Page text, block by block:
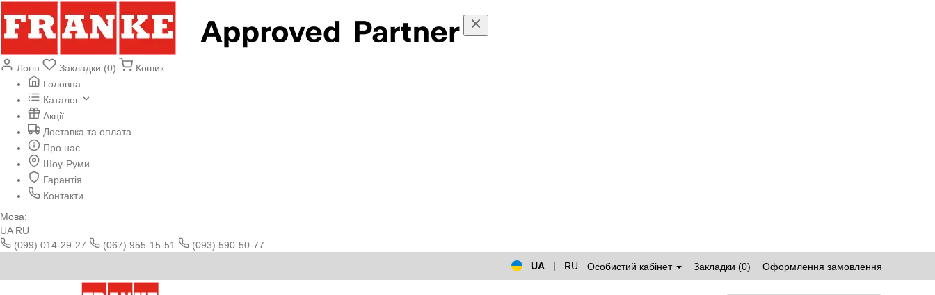
Логін Закладки (0)
Кошик
Головна
Каталог
Акції
Доставка та оплата
Про нас
Шоу-Руми
Гарантія
Контакти
Мова:
UA RU
(099) 014-29-27
(067) 955-15-51
(093) 590-50-77
UA
| RU Особистий кабінет Закладки (0) Оформлення замовлення